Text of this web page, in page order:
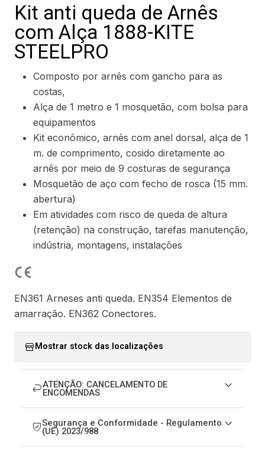
Kit anti queda de Arnês
com Alça 1888-KITE
STEELPRO
Composto por arnês com gancho para as
costas,
Alça de 1 metro e 1 mosquetão, com bolsa para
equipamentos
Kit econômico, arnês com anel dorsal, alça de 1
m. de comprimento, cosido diretamente ao
arnês por meio de 9 costuras de segurança
Mosquetão de aço com fecho de rosca (15 mm.
abertura)
Em atividades com risco de queda de altura
(retenção) na construção, tarefas manutenção,
indústria, montagens, instalações
EN361 Arneses anti queda. EN354 Elementos de
amarração. EN362 Conectores.
Mostrar stock das localizações
ATENÇÃO: CANCELAMENTO DE
ENCOMENDAS
Segurança e Conformidade - Regulamento
(UE) 2023/988